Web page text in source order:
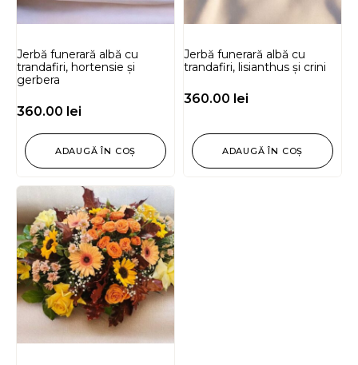
Jerbă funerară albă cu
trandafiri, hortensie și
gerbera
360.00 lei
ADAUGĂ ÎN COȘ
Jerbă funerară albă cu
trandafiri, lisianthus și crini
360.00 lei
ADAUGĂ ÎN COȘ